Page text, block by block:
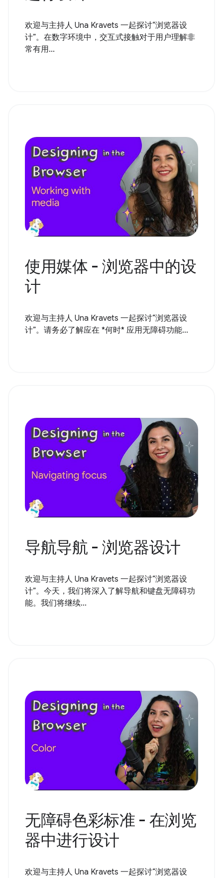
欢迎与主持人 Una Kravets 一起探讨“浏览器设
计”。在数字环境中，交互式接触对于用户理解非
常有用...
使用媒体 - 浏览器中的设
计
欢迎与主持人 Una Kravets 一起探讨“浏览器设
计”。请务必了解应在 *何时* 应用无障碍功能...
导航导航 - 浏览器设计
欢迎与主持人 Una Kravets 一起探讨“浏览器设
计”。今天，我们将深入了解导航和键盘无障碍功
能。我们将继续...
无障碍色彩标准 - 在浏览
器中进行设计
欢迎与主持人 Una Kravets 一起探讨“浏览器设